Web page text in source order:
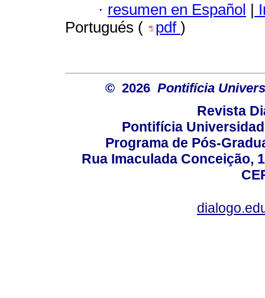
· resumen en Español
Portugués (
pdf )
© 2026 Pontifícia
Revista
Pontifícia
Programa de Pós-
Rua Imaculada Conceição,